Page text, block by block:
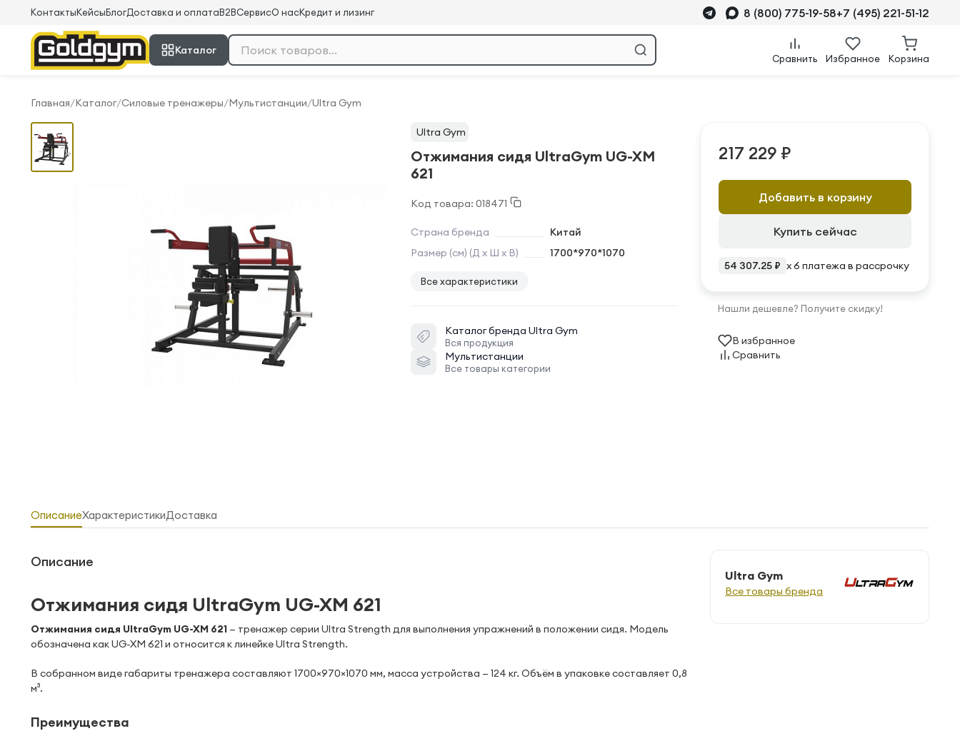
КонтактыКейсыБлогДоставка и оплатаB2BСервисО насКредит и лизинг 8 (800) 775-19-58+7 (495) 221-51-12
Каталог
Сравнить Избранное Корзина
Главная/Каталог/Силовые тренажеры/Мультистанции/Ultra Gym
Ultra Gym
Отжимания сидя UltraGym UG-XM
621
Код товара: 018471
Страна бренда
Китай
Размер (см) (Д х Ш х В)
1700*970*1070
Все характеристики
Каталог бренда Ultra Gym
Вся продукция
Мультистанции
Все товары категории
217 229 ₽
Добавить в корзину
Купить сейчас
54 307.25 ₽ x 6 платежа в рассрочку
Нашли дешевле? Получите скидку!
В избранное
Сравнить
ОписаниеХарактеристикиДоставка
Описание
Отжимания сидя UltraGym UG-XM 621
Отжимания сидя UltraGym UG-XM 621 — тренажер серии Ultra Strength для выполнения упражнений в положении сидя. Модель
обозначена как UG-XM 621 и относится к линейке Ultra Strength.
В собранном виде габариты тренажера составляют 1700×970×1070 мм, масса устройства — 124 кг. Объём в упаковке составляет 0,8
м³.
Преимущества
Ultra Gym
Все товары бренда